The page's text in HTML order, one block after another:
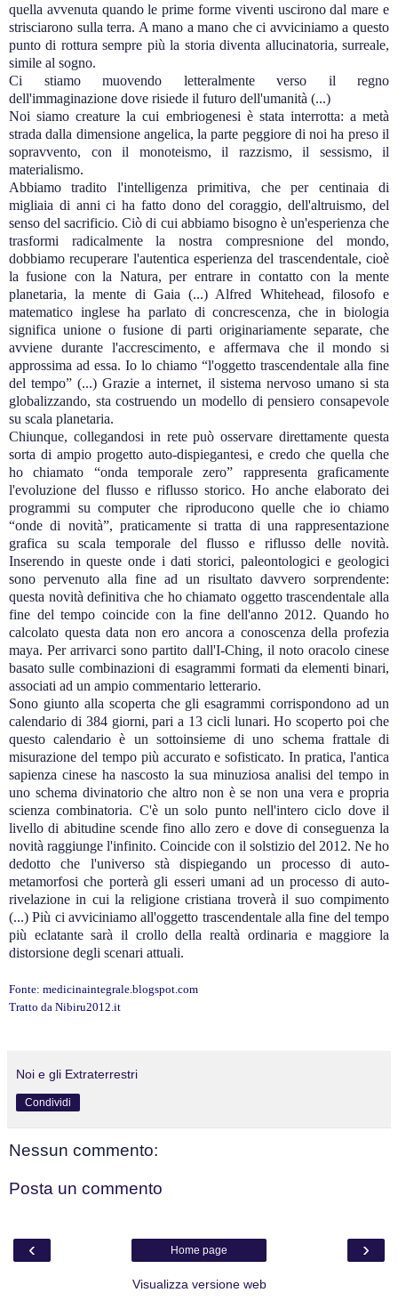
quella avvenuta quando le prime forme viventi uscirono dal mare e
strisciarono sulla terra. A mano a mano che ci avviciniamo a questo
punto di rottura sempre più la storia diventa allucinatoria, surreale,
simile al sogno.
Ci stiamo muovendo letteralmente verso il regno
dell'immaginazione dove risiede il futuro dell'umanità (...)
Noi siamo creature la cui embriogenesi è stata interrotta: a metà
strada dalla dimensione angelica, la parte peggiore di noi ha preso il
sopravvento, con il monoteismo, il razzismo, il sessismo, il
materialismo.
Abbiamo tradito l'intelligenza primitiva, che per centinaia di
migliaia di anni ci ha fatto dono del coraggio, dell'altruismo, del
senso del sacrificio. Ciò di cui abbiamo bisogno è un'esperienza che
trasformi radicalmente la nostra compresnione del mondo,
dobbiamo recuperare l'autentica esperienza del trascendentale, cioè
la fusione con la Natura, per entrare in contatto con la mente
planetaria, la mente di Gaia (...) Alfred Whitehead, filosofo e
matematico inglese ha parlato di concrescenza, che in biologia
significa unione o fusione di parti originariamente separate, che
avviene durante l'accrescimento, e affermava che il mondo si
approssima ad essa. Io lo chiamo “l'oggetto trascendentale alla fine
del tempo” (...) Grazie a internet, il sistema nervoso umano si sta
globalizzando, sta costruendo un modello di pensiero consapevole
su scala planetaria.
Chiunque, collegandosi in rete può osservare direttamente questa
sorta di ampio progetto auto-dispiegantesi, e credo che quella che
ho chiamato “onda temporale zero” rappresenta graficamente
l'evoluzione del flusso e riflusso storico. Ho anche elaborato dei
programmi su computer che riproducono quelle che io chiamo
“onde di novità”, praticamente si tratta di una rappresentazione
grafica su scala temporale del flusso e riflusso delle novità.
Inserendo in queste onde i dati storici, paleontologici e geologici
sono pervenuto alla fine ad un risultato davvero sorprendente:
questa novità definitiva che ho chiamato oggetto trascendentale alla
fine del tempo coincide con la fine dell'anno 2012. Quando ho
calcolato questa data non ero ancora a conoscenza della profezia
maya. Per arrivarci sono partito dall'I-Ching, il noto oracolo cinese
basato sulle combinazioni di esagrammi formati da elementi binari,
associati ad un ampio commentario letterario.
Sono giunto alla scoperta che gli esagrammi corrispondono ad un
calendario di 384 giorni, pari a 13 cicli lunari. Ho scoperto poi che
questo calendario è un sottoinsieme di uno schema frattale di
misurazione del tempo più accurato e sofisticato. In pratica, l'antica
sapienza cinese ha nascosto la sua minuziosa analisi del tempo in
uno schema divinatorio che altro non è se non una vera e propria
scienza combinatoria. C'è un solo punto nell'intero ciclo dove il
livello di abitudine scende fino allo zero e dove di conseguenza la
novità raggiunge l'infinito. Coincide con il solstizio del 2012. Ne ho
dedotto che l'universo stà dispiegando un processo di auto-
metamorfosi che porterà gli esseri umani ad un processo di auto-
rivelazione in cui la religione cristiana troverà il suo compimento
(...) Più ci avviciniamo all'oggetto trascendentale alla fine del tempo
più eclatante sarà il crollo della realtà ordinaria e maggiore la
distorsione degli scenari attuali.
Fonte: medicinaintegrale.blogspot.com
Tratto da Nibiru2012.it
Noi e gli Extraterrestri
Condividi
Nessun commento:
Posta un commento
‹ ›
Home page
Visualizza versione web